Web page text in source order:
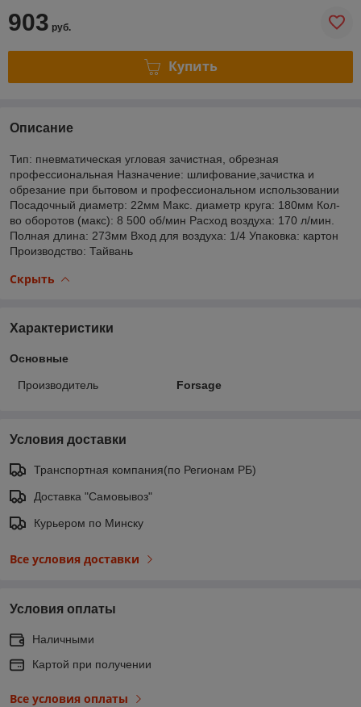
903 руб.
Купить
Описание
Тип: пневматическая угловая зачистная, обрезная
профессиональная Назначение: шлифование,зачистка и
обрезание при бытовом и профессиональном использовании
Посадочный диаметр: 22мм Макс. диаметр круга: 180мм Кол-
во оборотов (макс): 8 500 об/мин Расход воздуха: 170 л/мин.
Полная длина: 273мм Вход для воздуха: 1/4 Упаковка: картон
Производство: Тайвань
Скрыть
Характеристики
Основные
Производитель Forsage
Условия доставки
Транспортная компания(по Регионам РБ)
Доставка "Самовывоз"
Курьером по Минску
Все условия доставки
Условия оплаты
Наличными
Картой при получении
Все условия оплаты